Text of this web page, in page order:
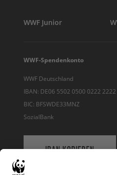
WWF Junior
WWF-Spendenkonto
WWF Deutschland
IBAN: DE06 5502 0500 0222
BIC: BFSWDE33MNZ
SozialBank
IBAN KOPIEREN